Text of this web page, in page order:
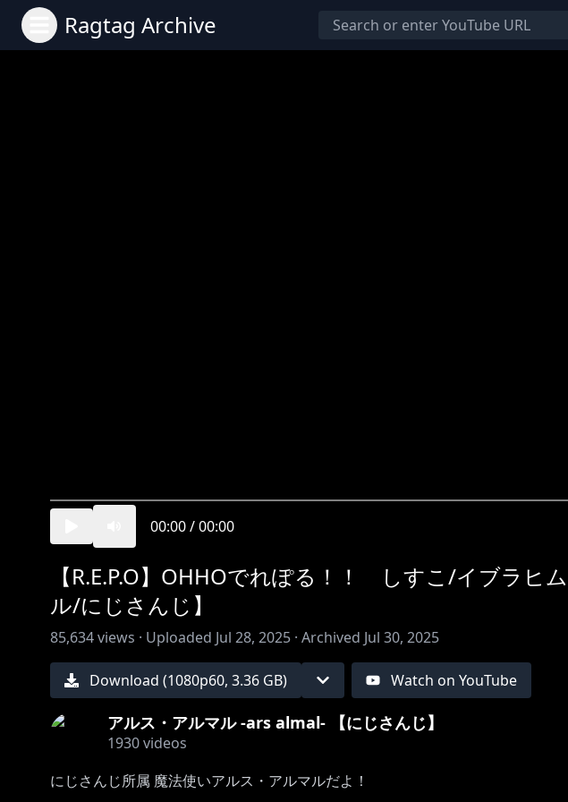
Ragtag Archive
00:00/00:00
【R.E.P.O】OHHOでれぽる！！ しすこ/イブラ
ル/にじさんじ】
85,634views · Uploaded Jul 28, 2025 · Archived Jul 30, 2025
Download (1080p60, 3.36 GB) Watch on YouTube
アルス・アルマル -ars almal- 【にじさんじ】
1930videos
にじさんじ所属 魔法使いアルス・アルマルだよ！